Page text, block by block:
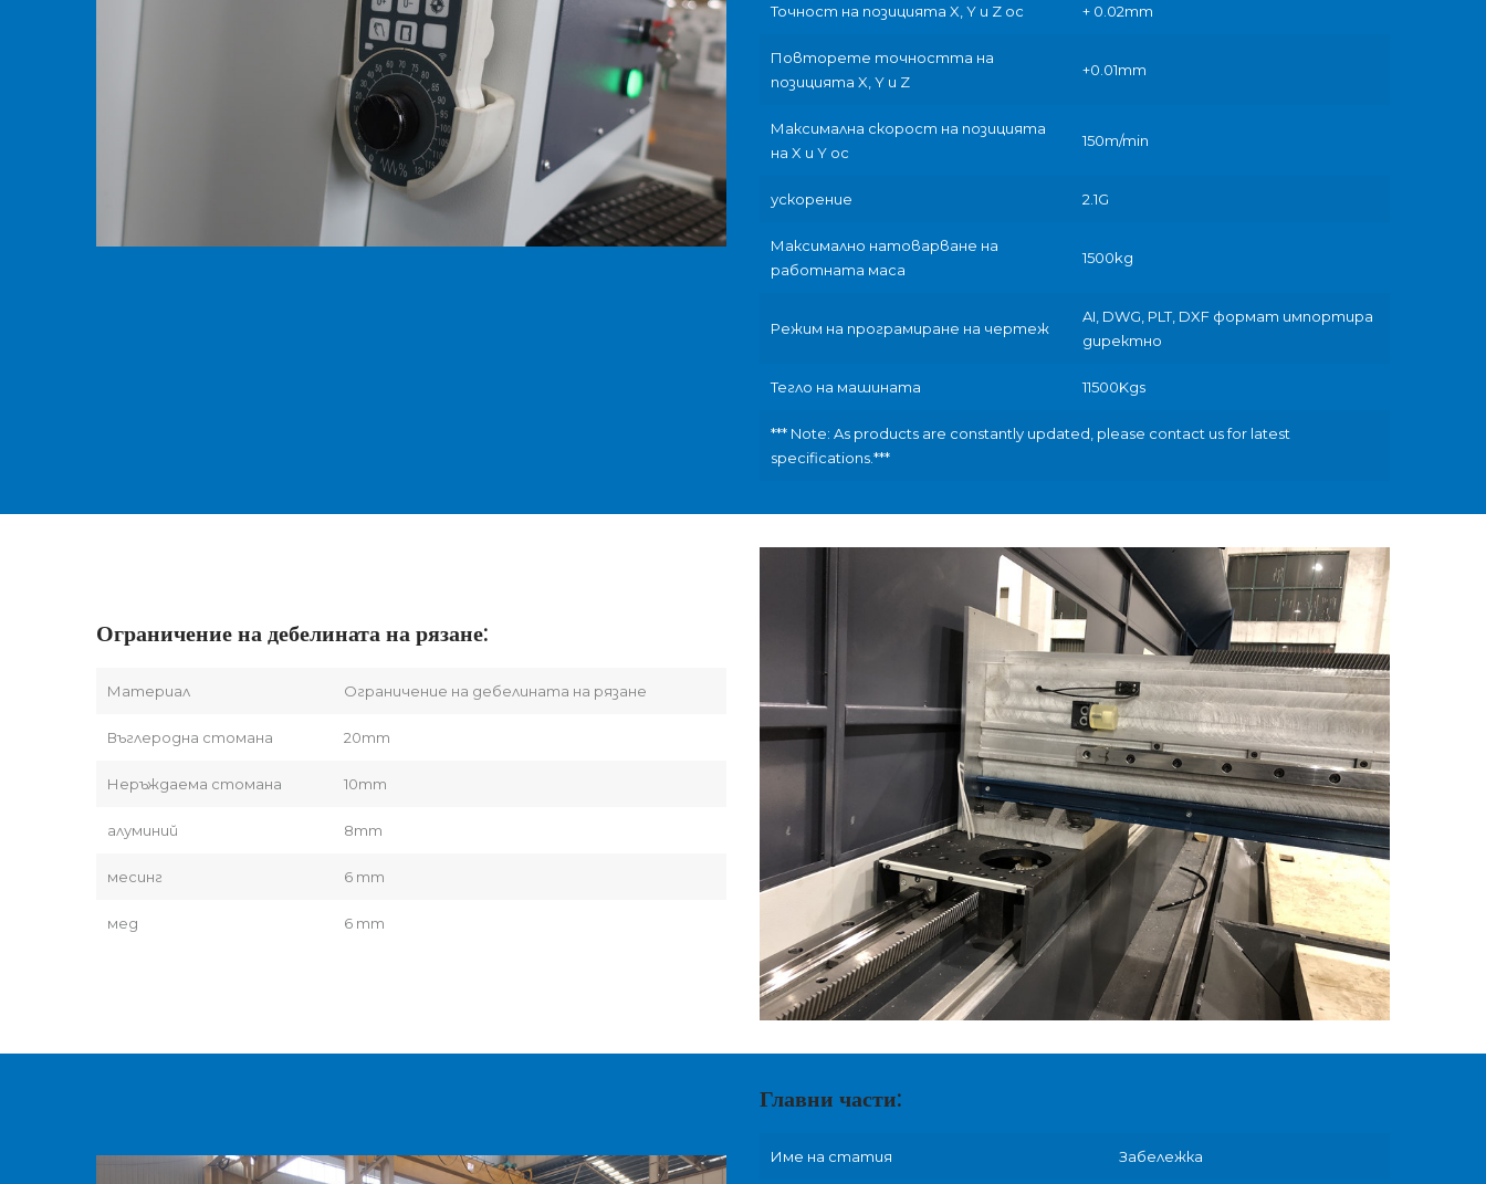
Точност на позицията X, Y и Z ос + 0.02mm
Повторете точността на
позицията X, Y и Z
+0.01mm
Максимална скорост на позицията
на X и Y ос
150m/min
ускорение 2.1G
Максимално натоварване на
работната маса
1500kg
Режим на програмиране на чертеж
AI, DWG, PLT, DXF формат импортира
директно
Тегло на машината 11500Kgs
*** Note: As products are constantly updated, please contact us for latest
specifications.***
Ограничение на дебелината на рязане:
Материал Ограничение на дебелината на рязане
Въглеродна стомана 20mm
Неръждаема стомана 10mm
алуминий 8mm
месинг 6 mm
мед 6 mm
Главни части:
Име на статия Забележка